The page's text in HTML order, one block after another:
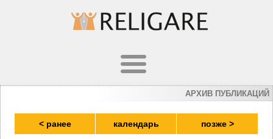
АРХИВ ПУБЛИКАЦИЙ
< ранее календарь позже >